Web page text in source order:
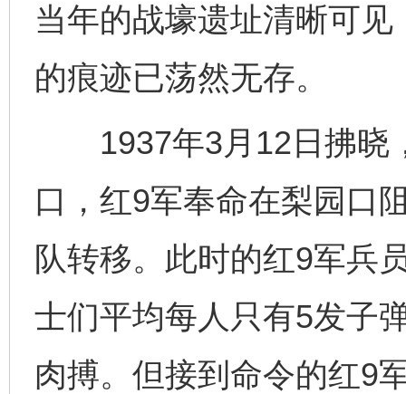
当年的战壕遗址清晰可
的痕迹已荡然无存。
1937年3月12日拂晓
口，红9军奉命在梨园口
队转移。此时的红9军兵
士们平均每人只有5发子
肉搏。但接到命令的红9